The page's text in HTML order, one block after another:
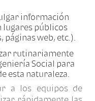
información
lugares públicos
web, etc.).
rutinariamente
Social para
esta naturaleza.
a los equipos de